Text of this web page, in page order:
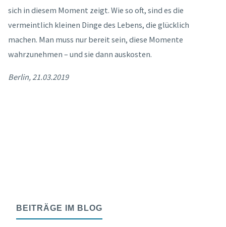
sich in diesem Moment zeigt. Wie so oft, sind es die
vermeintlich kleinen Dinge des Lebens, die glücklich
machen. Man muss nur bereit sein, diese Momente
wahrzunehmen – und sie dann auskosten.
Berlin, 21.03.2019
BEITRÄGE IM BLOG